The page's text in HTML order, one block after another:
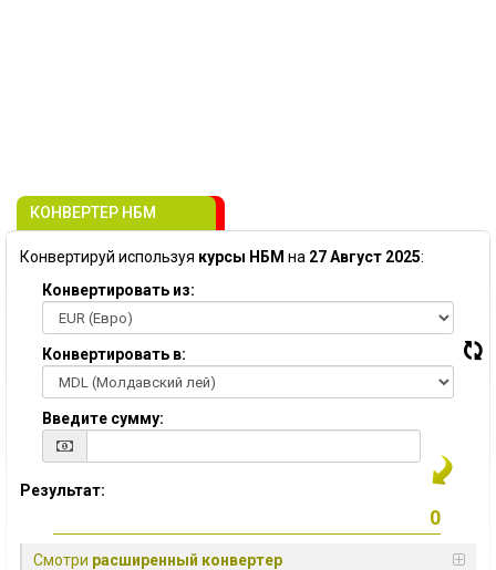
КОНВЕРТЕР НБМ
Конвертируй используя курсы НБМ на 27 Август 2025:
Конвертировать из:
Конвертировать в:
Введите сумму:
Результат:
Смотри расширенный конвертер